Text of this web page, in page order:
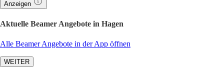
Anzeigen
Aktuelle Beamer Angebote in Hagen
Alle Beamer Angebote in der App öffnen
WEITER